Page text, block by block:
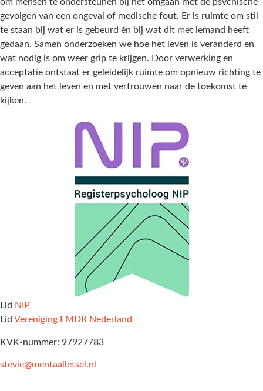
om mensen te ondersteunen bij het omgaan met de psychische
gevolgen van een ongeval of medische fout. Er is ruimte om stil
te staan bij wat er is gebeurd én bij wat dit met iemand heeft
gedaan. Samen onderzoeken we hoe het leven is veranderd en
wat nodig is om weer grip te krijgen. Door verwerking en
acceptatie ontstaat er geleidelijk ruimte om opnieuw richting te
geven aan het leven en met vertrouwen naar de toekomst te
kijken.
Lid NIP
Lid Vereniging EMDR Nederland
KVK-nummer: 97927783
stevie@mentaalletsel.nl